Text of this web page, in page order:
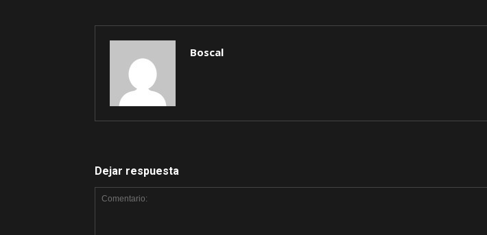
Boscal
Dejar respuesta